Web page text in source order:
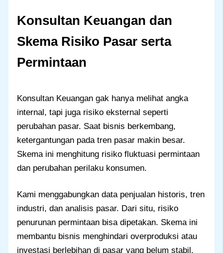
Konsultan Keuangan dan
Skema Risiko Pasar serta
Permintaan
Konsultan Keuangan gak hanya melihat angka
internal, tapi juga risiko eksternal seperti
perubahan pasar. Saat bisnis berkembang,
ketergantungan pada tren pasar makin besar.
Skema ini menghitung risiko fluktuasi permintaan
dan perubahan perilaku konsumen.
Kami menggabungkan data penjualan historis, tren
industri, dan analisis pasar. Dari situ, risiko
penurunan permintaan bisa dipetakan. Skema ini
membantu bisnis menghindari overproduksi atau
investasi berlebihan di pasar yang belum stabil.